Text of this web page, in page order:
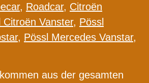
, Roadcar, Citroën
Citroën Vanster, Pössl
, Pössl Mercedes Vanstar,
aus der gesamten